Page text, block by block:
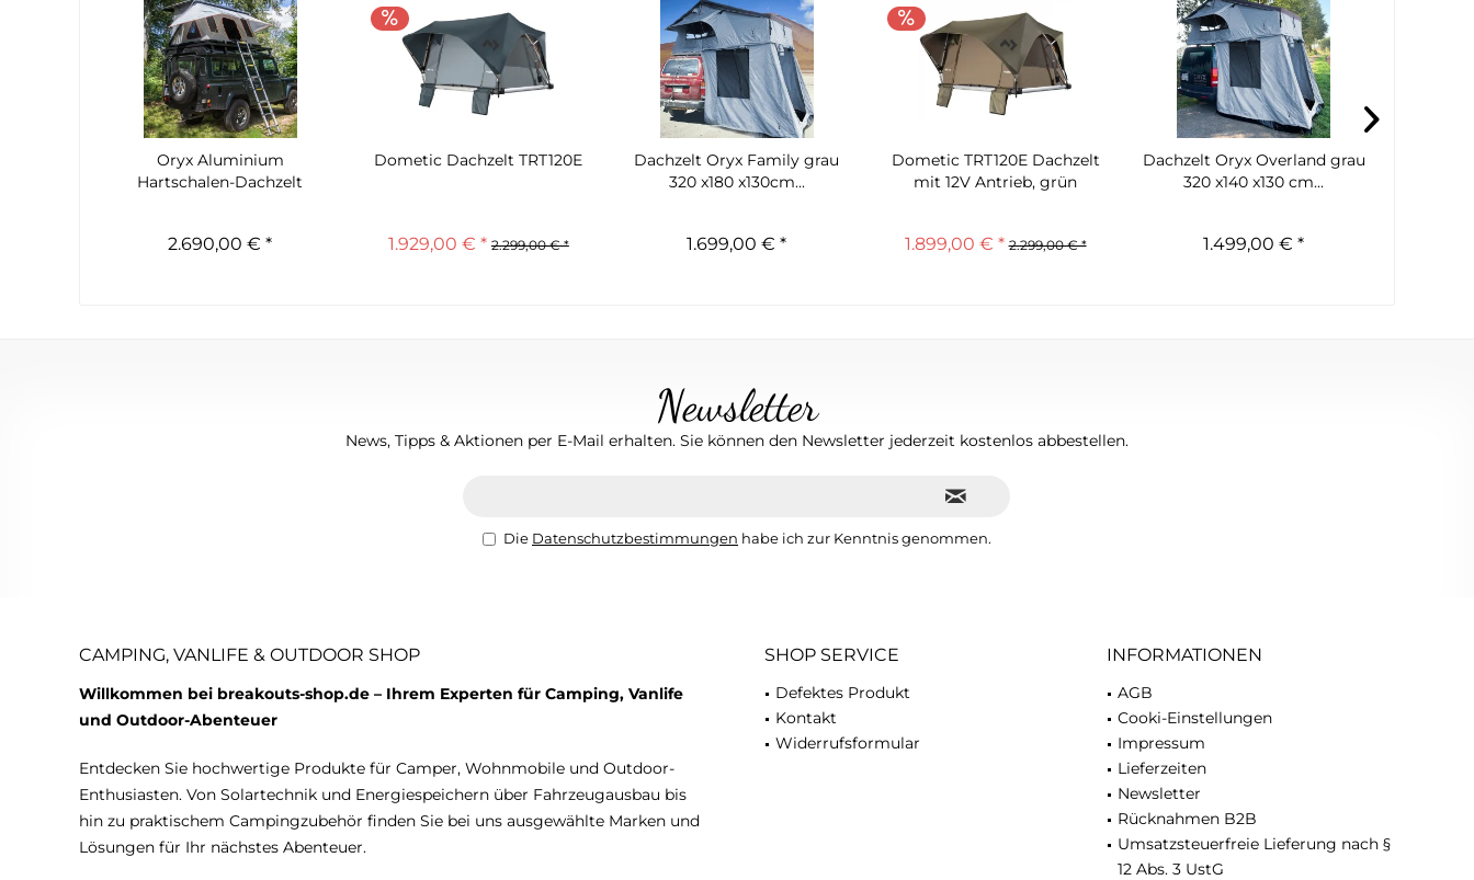
Oryx Aluminium
Hartschalen-Dachzelt
2.690,00 € *
Dometic Dachzelt TRT120E
1.929,00 € * 2.299,00 € *
Dachzelt Oryx Family grau
320 x180 x130cm...
1.699,00 € *
Dometic TRT120E Dachzelt
mit 12V Antrieb, grün
1.899,00 € * 2.299,00 € *
Dachzelt Oryx Overland grau
320 x140 x130 cm...
1.499,00 € *
Newsletter
News, Tipps & Aktionen per E-Mail erhalten. Sie können den Newsletter jederzeit kostenlos abbestellen.
Die Datenschutzbestimmungen habe ich zur Kenntnis genommen.
CAMPING, VANLIFE & OUTDOOR SHOP
Willkommen bei breakouts-shop.de – Ihrem Experten für Camping, Vanlife
und Outdoor-Abenteuer
Entdecken Sie hochwertige Produkte für Camper, Wohnmobile und Outdoor-
Enthusiasten. Von Solartechnik und Energiespeichern über Fahrzeugausbau bis
hin zu praktischem Campingzubehör finden Sie bei uns ausgewählte Marken und
Lösungen für Ihr nächstes Abenteuer.
SHOP SERVICE
Defektes Produkt
Kontakt
Widerrufsformular
INFORMATIONEN
AGB
Cooki-Einstellungen
Impressum
Lieferzeiten
Newsletter
Rücknahmen B2B
Umsatzsteuerfreie Lieferung nach §
12 Abs. 3 UstG